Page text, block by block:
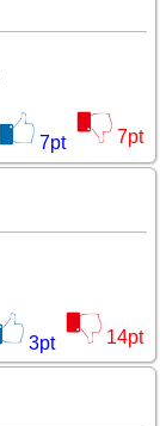
7pt 7pt
3pt 14pt